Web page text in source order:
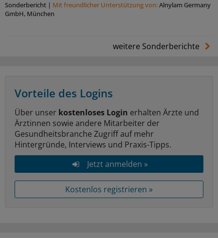
Sonderbericht | Mit freundlicher Unterstützung von:Alnylam Germany
GmbH, München
weitere Sonderberichte
Vorteile des Logins
Über unser kostenloses Login erhalten Ärzte und
Ärztinnen sowie andere Mitarbeiter der
Gesundheitsbranche Zugriff auf mehr
Hintergründe, Interviews und Praxis-Tipps.
Jetzt anmelden »
Kostenlos registrieren »